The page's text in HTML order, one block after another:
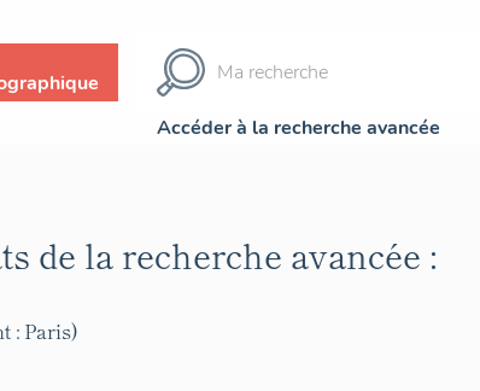
Accéder à la recherche avancée
de la recherche avancée :
: Paris)